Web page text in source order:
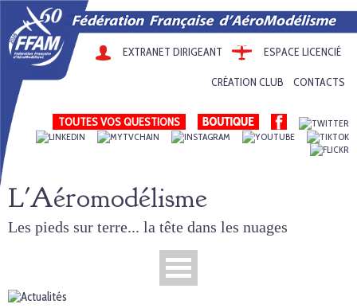
EXTRANET DIRIGEANT ESPACE LICENCIÉ
CRÉATION CLUB CONTACTS
TOUTES VOS QUESTIONS
L'Aéromodélisme
Les pieds sur terre... la tête dans les nuages